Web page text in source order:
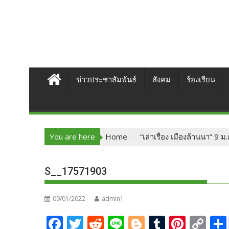
ข่าวประชาสัมพันธ์ สังคม ร้องเรียน
You are here Home “เล่าเรื่อง เมืองล้านนา” 9
S__17571903
09/01/2022 admin1
F T R Li Bl T Pi C